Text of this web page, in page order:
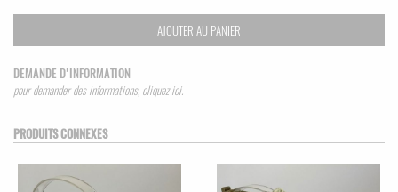
AJOUTER AU PANIER
DEMANDE D'INFORMATION
pour demander des informations, cliquez ici.
PRODUITS CONNEXES